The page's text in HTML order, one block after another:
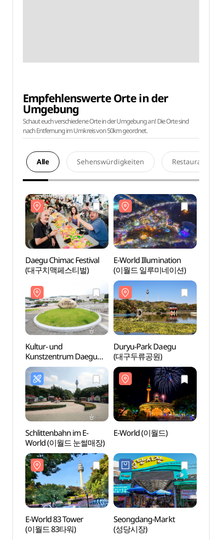
Empfehlenswerte Orte in der
Umgebung
Schaut euch verschiedene Orte in der Umgebung an! Die Orte sind
nach Entfernung im Umkreis von 50km geordnet.
Alle Sehenswürdigkeiten Restaurants
Daegu Chimac Festival
(대구치맥페스티벌)
E-World Illumination
(이월드 일루미네이션)
Kultur- und
Kunstzentrum Daegu
(대구문화예술회관)
Duryu-Park Daegu
(대구두류공원)
Schlittenbahn im E-
World (이월드 눈썰매장)
E-World (이월드)
E-World 83 Tower
(이월드 83타워)
Seongdang-Markt
(성당시장)